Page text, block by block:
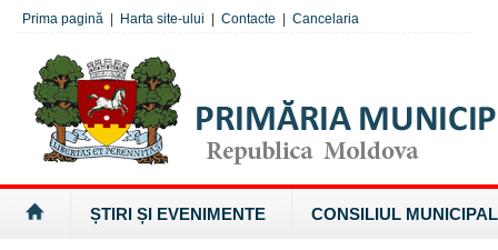
Prima pagină Harta site-ului Contacte Cancelaria
ȘTIRI ȘI EVENIMENTE CONSILIUL MUNICIPAL